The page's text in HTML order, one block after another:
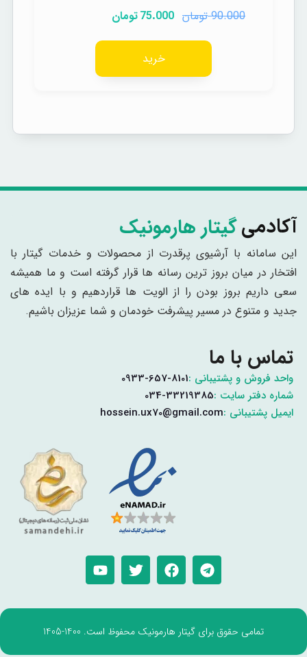
90.000 تومان 75.000تومان
خرید
آکادمیگیتار هارمونیک
این سامانه با آرشیوی پرقدرت از محصولات و خدمات گیتار با
افتخار در میان بروز ترین رسانه ها قرار گرفته است و ما همیشه
سعی داریم بروز بودن را از الویت ها قراردهیم و با ایده های
جدید و متنوع در مسیر پیشرفت خودمان و شما عزیزان باشیم.
تماس با ما
واحد فروش و پشتیبانی :0933-657-8101
شماره دفتر سایت :034-33219385
ایمیل پشتیبانی :hossein.ux70@gmail.com
تمامی حقوق برای گیتار هارمونیک محفوظ است. 1400-1405